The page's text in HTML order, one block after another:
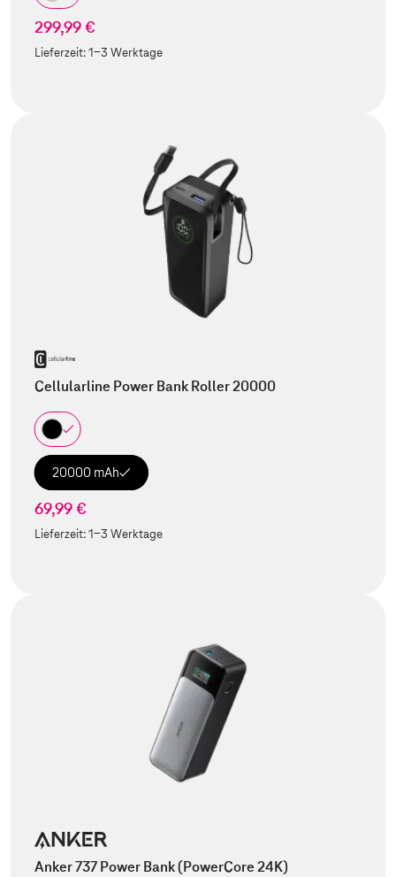
299,99 €
Lieferzeit:1-3 Werktage
Cellularline Power Bank Roller 20000
20000 mAh
69,99 €
Lieferzeit:1-3 Werktage
Anker 737 Power Bank (PowerCore 24K)